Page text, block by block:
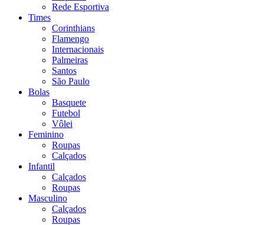
Rede Esportiva
Times
Corinthians
Flamengo
Internacionais
Palmeiras
Santos
São Paulo
Bolas
Basquete
Futebol
Vôlei
Feminino
Roupas
Calçados
Infantil
Calçados
Roupas
Masculino
Calçados
Roupas